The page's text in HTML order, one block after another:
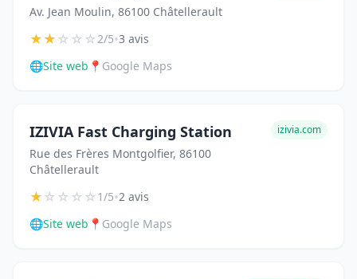
Av. Jean Moulin, 86100 Châtellerault
★★☆☆☆2/5•3 avis
🌐Site web 📍 Google Maps
IZIVIA Fast Charging Station
Rue des Frères Montgolfier, 86100
Châtellerault
izivia.com
★☆☆☆☆1/5•2 avis
🌐Site web 📍 Google Maps